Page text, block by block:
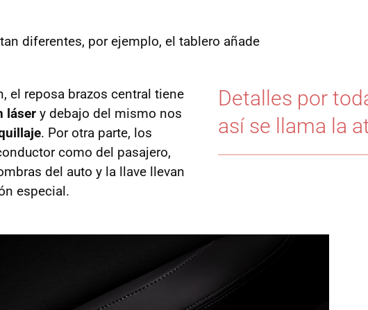
diferentes, por ejemplo, el tablero añade
Detalles por
así se llama la
el reposa brazos central tiene
láser y debajo del mismo nos
. Por otra parte, los
como del pasajero,
del auto y la llave llevan
especial.